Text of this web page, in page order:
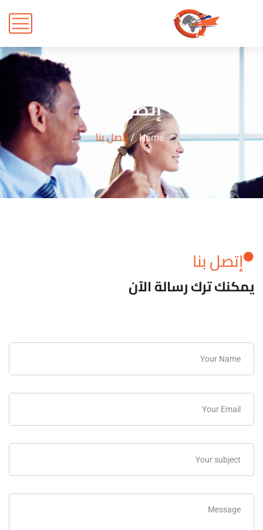
إتصل بنا
Home إتصل بنا
إتصل بنا
يمكنك ترك رسالة الآن